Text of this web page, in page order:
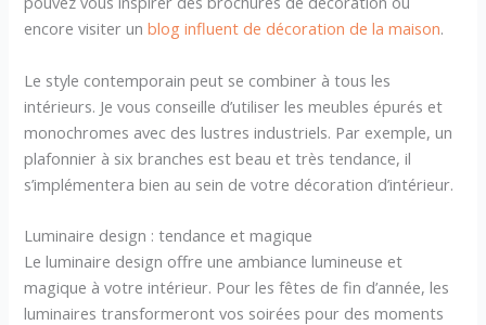
encore visiter unblog influent de décoration de la maison.
Le style contemporain peut se combiner à tous les
intérieurs. Je vous conseille d’utiliser les meubles épurés et
monochromes avec des lustres industriels. Par exemple, un
plafonnier à six branches est beau et très tendance, il
s’implémentera bien au sein de votre décoration d’intérieur.
Luminaire design : tendance et magique
Le luminaire design offre une ambiance lumineuse et
magique à votre intérieur. Pour les fêtes de fin d’année, les
luminaires transformeront vos soirées pour des moments